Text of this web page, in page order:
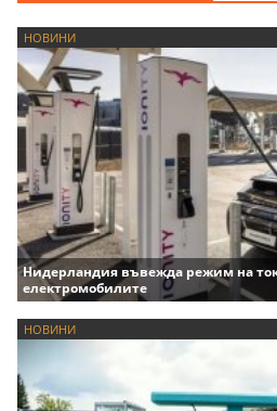
НОВИНИ
Нидерландия въвежда режим на
електромобилите
НОВИНИ